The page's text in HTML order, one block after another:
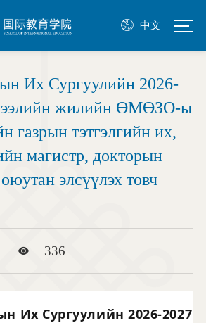
中文
Их Сургуулийн 2026-
жилийн ӨМӨЗО-ы
газрын тэтгэлгийн их,
магистр, докторын
элсүүлэх товч
336
Их Сургуулийн 2026-2027